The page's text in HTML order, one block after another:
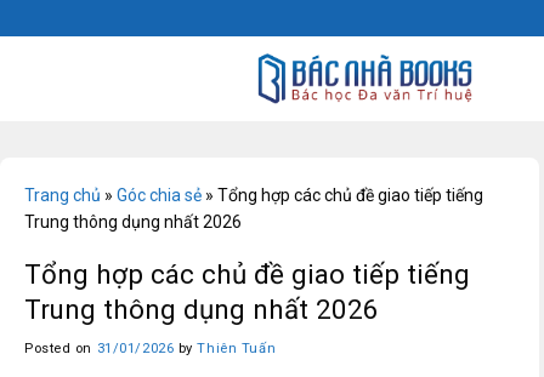
to
Trang chủ » Góc chia sẻ » Tổng hợp các chủ đề giao tiếp tiếng
Trung thông dụng nhất 2026
Tổng hợp các chủ đề giao tiếp tiếng
Trung thông dụng nhất 2026
Posted on 31/01/2026 byThiên Tuấn